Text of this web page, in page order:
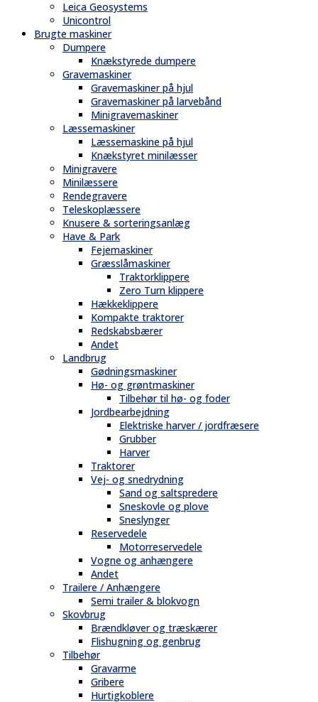
Leica Geosystems
Unicontrol
Brugte maskiner
Dumpere
Knækstyrede dumpere
Gravemaskiner
Gravemaskiner på hjul
Gravemaskiner på larvebånd
Minigravemaskiner
Læssemaskiner
Læssemaskine på hjul
Knækstyret minilæsser
Minigravere
Minilæssere
Rendegravere
Teleskoplæssere
Knusere & sorteringsanlæg
Have & Park
Fejemaskiner
Græsslåmaskiner
Traktorklippere
Zero Turn klippere
Hækkeklippere
Kompakte traktorer
Redskabsbærer
Andet
Landbrug
Gødningsmaskiner
Hø- og grøntmaskiner
Tilbehør til hø- og foder
Jordbearbejdning
Elektriske harver / jordfræsere
Grubber
Harver
Traktorer
Vej- og snedrydning
Sand og saltspredere
Sneskovle og plove
Sneslynger
Reservedele
Motorreservedele
Vogne og anhængere
Andet
Trailere / Anhængere
Semi trailer & blokvogn
Skovbrug
Brændkløver og træskærer
Flishugning og genbrug
Tilbehør
Gravarme
Gribere
Hurtigkoblere